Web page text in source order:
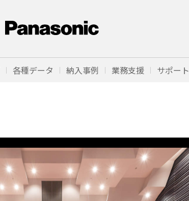
各種データ 納入事例 業務支援 サポート